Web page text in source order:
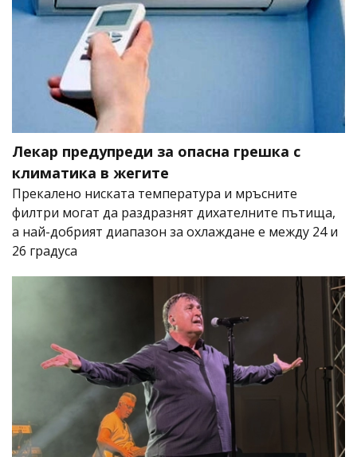
Лекар предупреди за опасна грешка с
климатика в жегите
Прекалено ниската температура и мръсните
филтри могат да раздразнят дихателните пътища,
а най-добрият диапазон за охлаждане е между 24 и
26 градуса